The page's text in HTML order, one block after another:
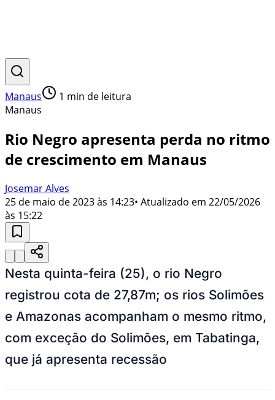
Manaus 1 min de leitura
Manaus
Rio Negro apresenta perda no ritmo
de crescimento em Manaus
Josemar Alves
25 de maio de 2023 às 14:23• Atualizado em 22/05/2026
às 15:22
Nesta quinta-feira (25), o rio Negro
registrou cota de 27,87m; os rios Solimões
e Amazonas acompanham o mesmo ritmo,
com exceção do Solimões, em Tabatinga,
que já apresenta recessão